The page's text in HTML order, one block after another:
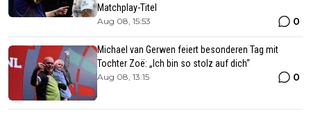
Matchplay-Titel
Aug 08, 15:53 0
Michael van Gerwen feiert besonderen Tag mit
Tochter Zoë: „Ich bin so stolz auf dich“
Aug 08, 13:15 0